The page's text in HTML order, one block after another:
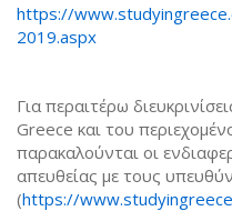
https://
2019.aspx
Για περαιτέρω
Greece και του
παρακαλούνται οι
απευθείας με τους
(https://